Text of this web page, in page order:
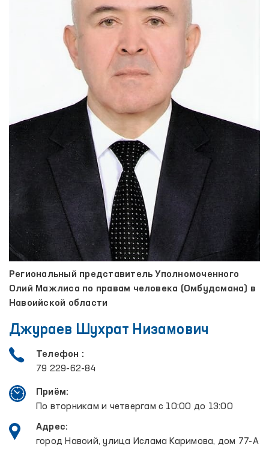
Региональный представитель Уполномоченного
Олий Мажлиса по правам человека (Омбудсмана) в
Навоийской области
Джураев Шухрат Низамович
Телефон :
79 229-62-84
Приём:
По вторникам и четвергам с 10:00 до 13:00
Адрес:
город Навоий, улица Ислама Каримова, дом 77-А